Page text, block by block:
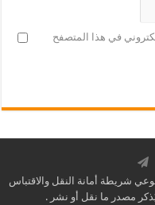
في هذا المتصفح
شريطة أمانة النقل والاقتباس
مصدر ما نقل أو نشر .